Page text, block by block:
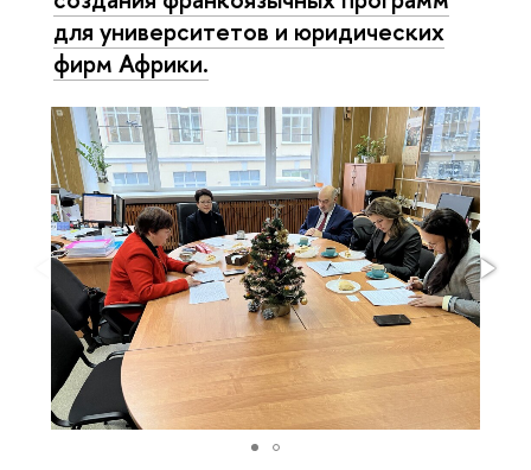
для университетов и юридических
фирм Африки.